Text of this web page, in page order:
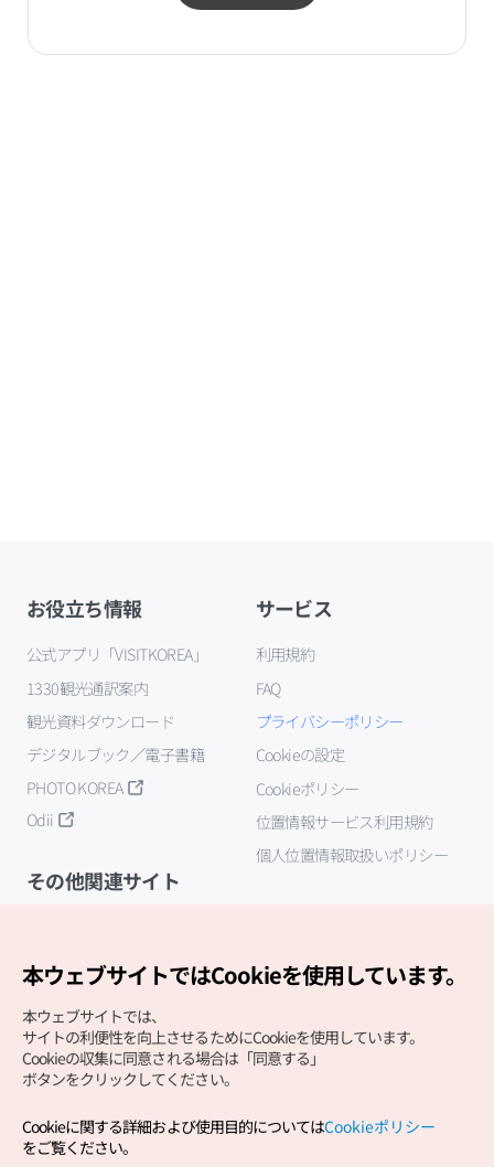
お役立ち情報
公式アプリ「VISITKOREA」
1330観光通訳案内
観光資料ダウンロード
デジタルブック／電子書籍
PHOTO KOREA
Odii
サービス
利用規約
FAQ
プライバシーポリシー
Cookieの設定
Cookieポリシー
位置情報サービス利用規約
個人位置情報取扱いポリシー
その他関連サイト
Copyright (c) Korea Tourism Organization All Rights
本ウェブサイトではCookieを使用しています。
本ウェブサイトでは、
サイトの利便性を向上させるためにCookieを使用しています。
Cookieの収集に同意される場合は「同意する」
ボタンをクリックしてください。
Cookieに関する詳細および使用目的についてはCookieポリシー
をご覧ください。